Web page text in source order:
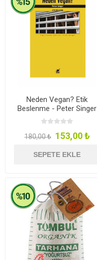
Neden Vegan? Etik
Beslenme - Peter Singer
180,00 ₺ 153,00 ₺
SEPETE EKLE